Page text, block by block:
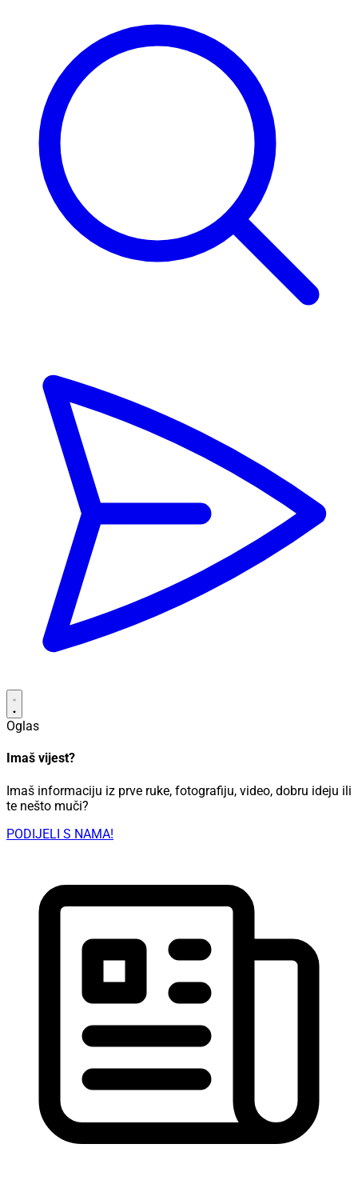
Oglas
Imaš vijest?
Imaš informaciju iz prve ruke, fotografiju, video, dobru ideju ili
te nešto muči?
PODIJELI S NAMA!